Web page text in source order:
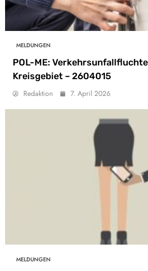
MELDUNGEN
POL-ME:
Kreisgebiet – 2604015
Redaktion 7. April 2026
MELDUNGEN